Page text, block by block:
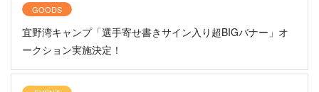
GOODS
宜野湾キャンプ「選手寄せ書きサイン入り超BIGバナー」オ
ークション実施決定！